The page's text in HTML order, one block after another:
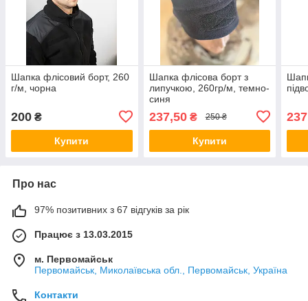
Шапка флісовий борт, 260
г/м, чорна
200 ₴
Купити
Шапка флісова борт з
липучкою, 260гр/м, темно-
синя
237,50₴ 250 ₴
Купити
Про нас
97% позитивних з 67 відгуків за рік
Працює з 13.03.2015
м. Первомайськ
Первомайськ, Миколаївська обл., Первомайськ, Україна
Контакти